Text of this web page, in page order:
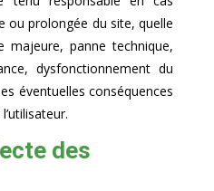
ou prolongée du site, quelle
majeure, panne technique,
dysfonctionnement du
éventuelles conséquences
des